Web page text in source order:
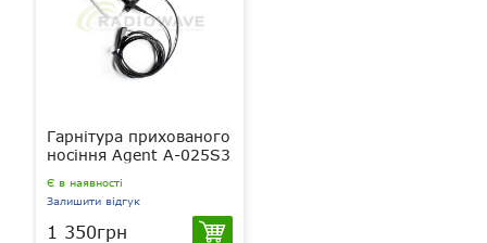
Гарнітура прихованого
носіння Agent A-025S3
Є в наявності
Залишити відгук
1 350грн